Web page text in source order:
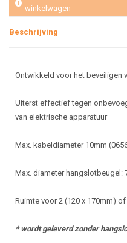
winkelwagen
Beschrijving
Ontwikkeld voor het beveiligen
Uiterst effectief tegen
van elektrische apparatuur
Max. kabeldiameter 10mm
Max. diameter hangslotbeugel:
Ruimte voor 2 (120 x 170mm)
* wordt geleverd zonder